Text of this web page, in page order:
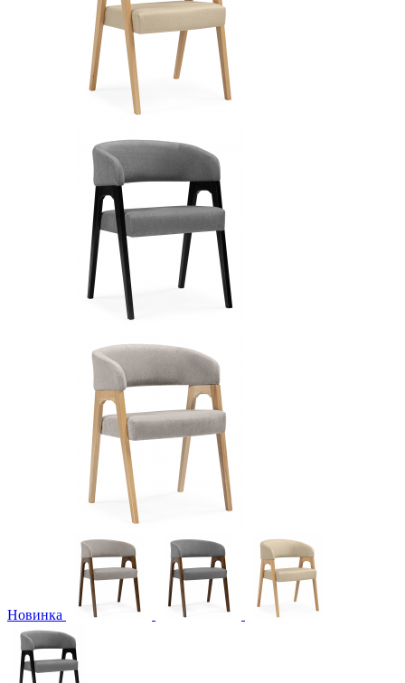
Новинка